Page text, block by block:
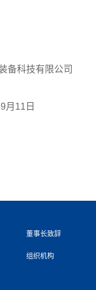
有限公司
日
董事长致辞
组织机构